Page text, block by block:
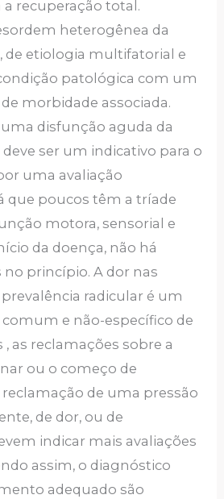
recuperação total.
heterogênea da
de etiologia multifatorial e
patológica com um
morbidade associada.
disfunção aguda da
ser um indicativo para o
uma avaliação
que poucos têm a tríade
motora, sensorial e
da doença, não há
princípio. A dor nas
radicular é um
e não-específico de
as reclamações sobre a
ou o começo de
de uma pressão
de dor, ou de
indicar mais avaliações
assim, o diagnóstico
adequado são